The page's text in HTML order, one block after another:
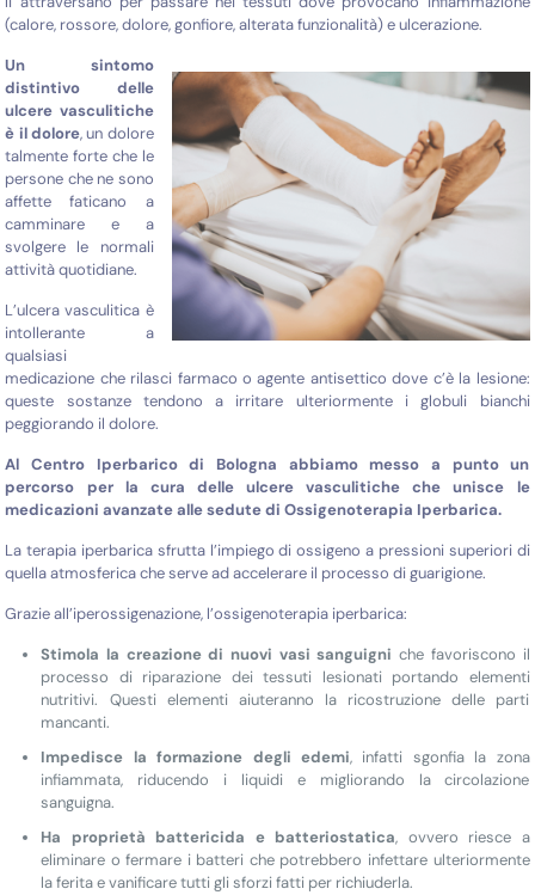
(calore, rossore, dolore, gonfiore, alterata funzionalità) e ulcerazione.
Un sintomo
distintivo delle
ulcere vasculitiche
è il dolore, un dolore
talmente forte che le
persone che ne sono
affette faticano a
camminare e a
svolgere le normali
attività quotidiane.
L’ulcera vasculitica è
intollerante a
qualsiasi
medicazione che rilasci farmaco o agente antisettico dove c’è la lesione:
queste sostanze tendono a irritare ulteriormente i globuli bianchi
peggiorando il dolore.
Al Centro Iperbarico di Bologna abbiamo messo a punto un
percorso per la cura delle ulcere vasculitiche che unisce le
medicazioni avanzate alle sedute di Ossigenoterapia Iperbarica.
La terapia iperbarica sfrutta l’impiego di ossigeno a pressioni superiori di
quella atmosferica che serve ad accelerare il processo di guarigione.
Grazie all’iperossigenazione, l’ossigenoterapia iperbarica:
Stimola la creazione di nuovi vasi sanguigni che favoriscono il
processo di riparazione dei tessuti lesionati portando elementi
nutritivi. Questi elementi aiuteranno la ricostruzione delle parti
mancanti.
Impedisce la formazione degli edemi, infatti sgonfia la zona
infiammata, riducendo i liquidi e migliorando la circolazione
sanguigna.
Ha proprietà battericida e batteriostatica, ovvero riesce a
eliminare o fermare i batteri che potrebbero infettare ulteriormente
la ferita e vanificare tutti gli sforzi fatti per richiuderla.